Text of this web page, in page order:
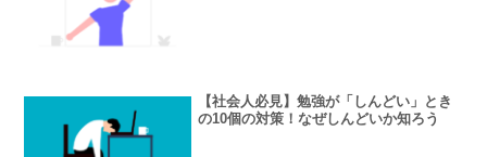
【社会人必見】勉強が「しんどい」とき
の10個の対策！なぜしんどいか知ろう